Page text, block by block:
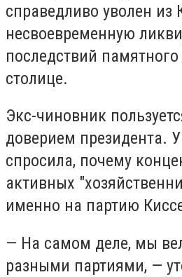
справедливо уволен из
несвоевременную
последствий
столице.
Экс-чиновник
доверием президента.
спросила, почему
активных
именно на партию
— На самом деле, мы
разными партиями, —